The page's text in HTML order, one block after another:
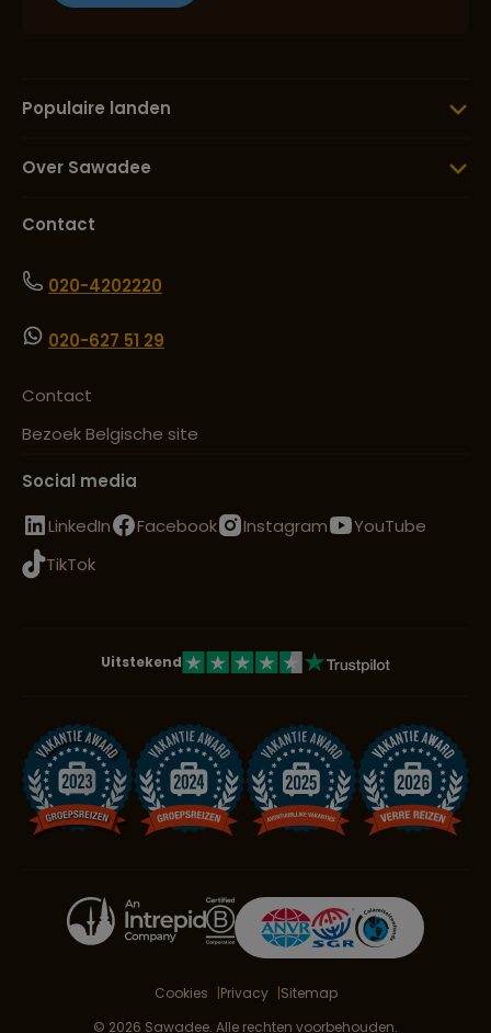
Populaire landen
Over Sawadee
Contact
020-4202220
020-627 51 29
Contact
Bezoek Belgische site
Social media
LinkedIn
Facebook Instagram
YouTube
TikTok
Uitstekend
Cookies Privacy
Sitemap
© 2026 Sawadee. Alle rechten voorbehouden.